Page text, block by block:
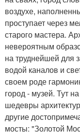
воздухе,
проступает через
старого мастера.
невероятным
на труднейшей для
водой каналов и
своем роде
город - музей. Тут
шедевры
другие
мосты: "Золотой